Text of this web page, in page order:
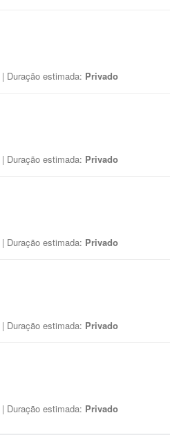
| Duração estimada: Privado
| Duração estimada: Privado
| Duração estimada: Privado
| Duração estimada: Privado
| Duração estimada: Privado